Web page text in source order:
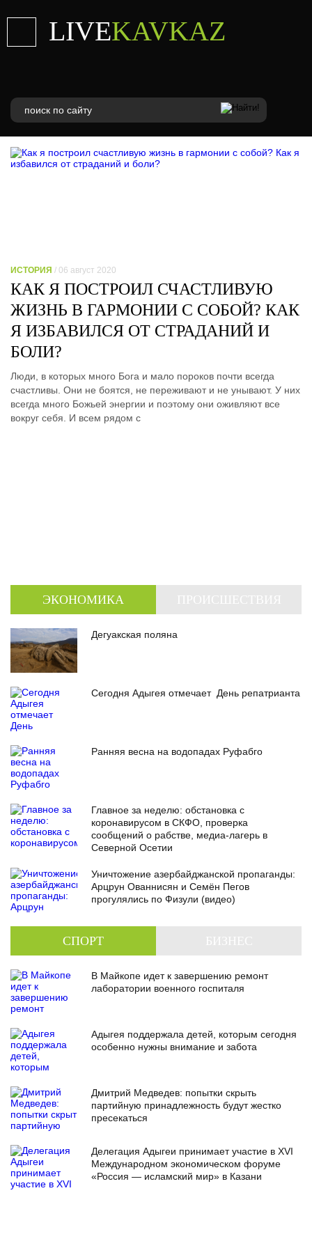
LIVEKAVKAZ
ИСТОРИЯ / 06 август 2020
КАК Я ПОСТРОИЛ СЧАСТЛИВУЮ
ЖИЗНЬ В ГАРМОНИИ С СОБОЙ? КАК
Я ИЗБАВИЛСЯ ОТ СТРАДАНИЙ И
БОЛИ?
Люди, в которых много Бога и мало пороков почти всегда
счастливы. Они не боятся, не переживают и не унывают. У них
всегда много Божьей энергии и поэтому они оживляют все
вокруг себя. И всем рядом с
ЭКОНОМИКА
Дегуакская поляна
Сегодня Адыгея отмечает День репатрианта
Ранняя весна на водопадах Руфабго
Главное за неделю: обстановка с
коронавирусом в СКФО, проверка
сообщений о рабстве, медиа-лагерь в
Северной Осетии
Уничтожение азербайджанской пропаганды:
Арцрун Ованнисян и Семён Пегов
прогулялись по Физули (видео)
СПОРТ
В Майкопе идет к завершению ремонт
лаборатории военного госпиталя
Адыгея поддержала детей, которым сегодня
особенно нужны внимание и забота
Дмитрий Медведев: попытки скрыть
партийную принадлежность будут жестко
пресекаться
Делегация Адыгеи принимает участие в XVI
Международном экономическом форуме
«Россия — исламский мир» в Казани